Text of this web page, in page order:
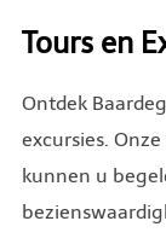
Tours en
Ontdek
excursies.
kunnen u